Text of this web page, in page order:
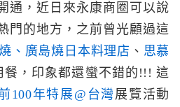
通，近日來永康商圈可以說
門的地方，之前曾光顧過這
、廣島燒日本料理店 、 思慕
，印象都還蠻不錯的!!! 這
100年特展@台灣 展覽活動